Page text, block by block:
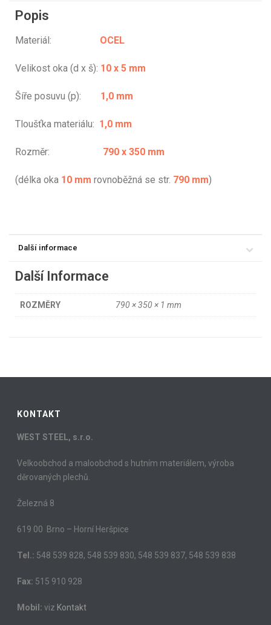
Popis
Materiál: OCEL
Velikost oka (d x š): 10 x 5 mm
Šíře posuvu (p): 1,0 mm
Tloušťka materiálu: 1,0 mm
Rozměr: 790 x 350 mm
(délka oka 10 mm rovnoběžná se str. 790 mm)
Další informace
Další Informace
ROZMĚRY 790 × 350 × 1 mm
KONTAKT
WEST STEEL, s.r.o.
Velkoobchod a maloobchod s hutním materiálem, výroba
děrovaných plechů.
Železná 8
619 00 Brno – Horní Heršpice
Tel.: 548 539 828, 548 539 830, 548 539 837, 548 539 838
Fax: 515 910 928
Mobil: viz Kontakt